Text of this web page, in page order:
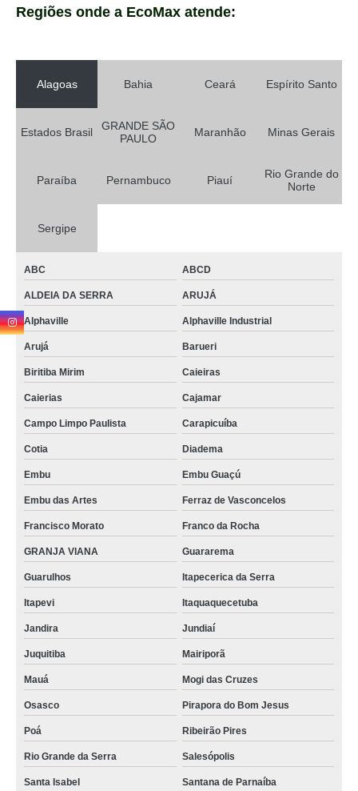
Regiões onde a EcoMax atende:
Alagoas Bahia Ceará Espírito Santo
Estados Brasil
GRANDE SÃO
PAULO
Maranhão Minas Gerais
Paraíba Pernambuco Piauí
Rio Grande do
Norte
Sergipe
ABC ABCD
ALDEIA DA SERRA ARUJÁ
Alphaville Alphaville Industrial
Arujá Barueri
Biritiba Mirim Caieiras
Caierias Cajamar
Campo Limpo Paulista Carapicuíba
Cotia Diadema
Embu Embu Guaçú
Embu das Artes Ferraz de Vasconcelos
Francisco Morato Franco da Rocha
GRANJA VIANA Guararema
Guarulhos Itapecerica da Serra
Itapevi Itaquaquecetuba
Jandira Jundiaí
Juquitiba Mairiporã
Mauá Mogi das Cruzes
Osasco Pirapora do Bom Jesus
Poá Ribeirão Pires
Rio Grande da Serra Salesópolis
Santa Isabel Santana de Parnaíba